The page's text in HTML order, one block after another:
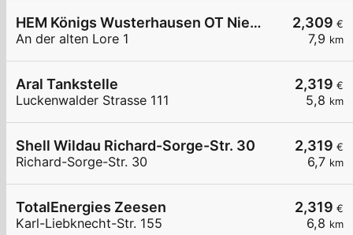
2,309 €
7,9 km
HEM Königs Wusterhausen OT Niederlehme,
An der alten Lore 1
2,319 €
5,8 km
Aral Tankstelle
Luckenwalder Strasse 111
2,319 €
6,7 km
Shell Wildau Richard-Sorge-Str. 30
Richard-Sorge-Str. 30
2,319 €
6,8 km
TotalEnergies Zeesen
Karl-Liebknecht-Str. 155